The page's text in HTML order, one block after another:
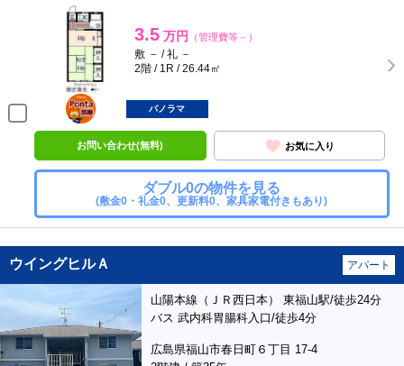
3.5 万円 （管理費等－）
敷 － / 礼 －
2階 / 1R / 26.44㎡
ポンタ
部屋
パノラマ
お問い合わせ(無料) お気に入り
ダブル0の物件を見る
(敷金0・礼金0、更新料0、家具家電付きもあり)
ウイングヒルＡ アパート
山陽本線（ＪＲ西日本） 東福山駅/徒歩24分
バス 武内科胃腸科入口/徒歩4分
広島県福山市春日町６丁目 17-4